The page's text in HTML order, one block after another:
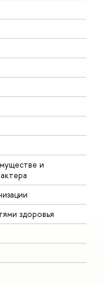
и
здоровья